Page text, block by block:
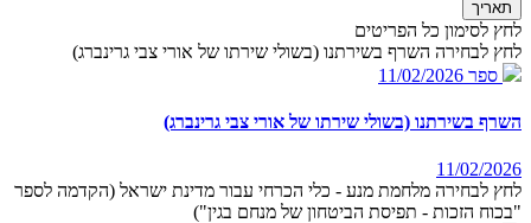
תאריך
לחץ לסימון כל הפריטים
לחץ לבחירה השרף בשירתנו (בשולי שירתו של אורי צבי גרינברג)
ספר 11/02/2026
השרף בשירתנו (בשולי שירתו של אורי צבי גרינברג)
11/02/2026
לחץ לבחירה מלחמת מנע - כלי הכרחי עבור מדינת ישראל (הקדמה לספר
"בכוח הזכות - תפיסת הביטחון של מנחם בגין")